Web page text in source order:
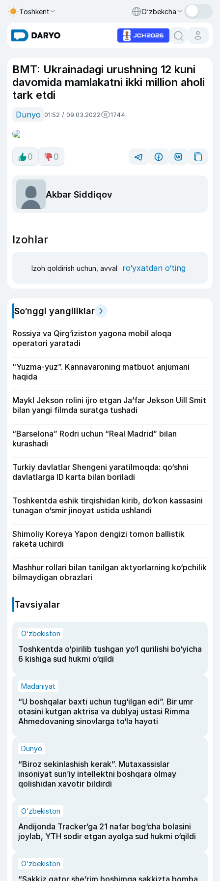
Toshkent O‘zbekcha
BMT: Ukrainadagi urushning 12 kuni
davomida mamlakatni ikki million aholi
tark etdi
Dunyo 01:52 / 09.03.2022 1744
0 0
Akbar Siddiqov
Izohlar
Izoh qoldirish uchun, avval ro‘yxatdan o‘ting
So‘nggi yangiliklar
Rossiya va Qirg‘iziston yagona mobil aloqa
operatori yaratadi
“Yuzma-yuz”. Kannavaroning matbuot anjumani
haqida
Maykl Jekson rolini ijro etgan Ja’far Jekson Uill Smit
bilan yangi filmda suratga tushadi
“Barselona” Rodri uchun “Real Madrid” bilan
kurashadi
Turkiy davlatlar Shengeni yaratilmoqda: qo‘shni
davlatlarga ID karta bilan boriladi
Toshkentda eshik tirqishidan kirib, do‘kon kassasini
tunagan o‘smir jinoyat ustida ushlandi
Shimoliy Koreya Yapon dengizi tomon ballistik
raketa uchirdi
Mashhur rollari bilan tanilgan aktyorlarning ko‘pchilik
bilmaydigan obrazlari
Tavsiyalar
O‘zbekiston
Toshkentda o‘pirilib tushgan yo‘l qurilishi bo‘yicha
6 kishiga sud hukmi o‘qildi
Madaniyat
“U boshqalar baxti uchun tug‘ilgan edi”. Bir umr
otasini kutgan aktrisa va dublyaj ustasi Rimma
Ahmedovaning sinovlarga to‘la hayoti
Dunyo
“Biroz sekinlashish kerak”. Mutaxassislar
insoniyat sun’iy intellektni boshqara olmay
qolishidan xavotir bildirdi
O‘zbekiston
Andijonda Tracker’ga 21 nafar bog‘cha bolasini
joylab, YTH sodir etgan ayolga sud hukmi o‘qildi
O‘zbekiston
“Sakkiz qator she’rim boshimga sakkizta bomba